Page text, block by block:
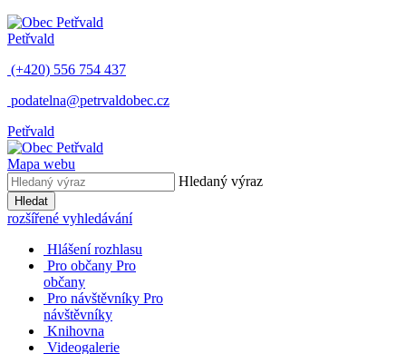
Petřvald
(+420) 556 754 437
podatelna@petrvaldobec.cz
Petřvald
Mapa webu
Hledaný výraz
Hledat
rozšířené vyhledávání
Hlášení rozhlasu
Pro občany Pro
občany
Pro návštěvníky Pro
návštěvníky
Knihovna
Videogalerie